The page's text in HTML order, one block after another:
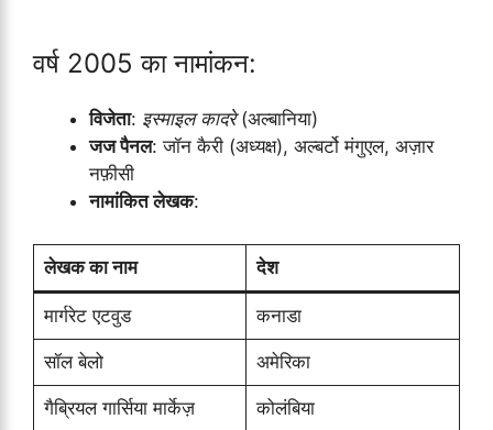
वर्ष 2005 का नामांकन:
विजेता: इस्माइल कादरे(अल्बानिया)
जज पैनल: जॉन कैरी (अध्यक्ष), अल्बर्टो मंगुएल, अज़ार
नफ़ीसी
नामांकित लेखक:
लेखक का नाम देश
मार्गरेट एटवुड कनाडा
सॉल बेलो अमेरिका
गैब्रियल गार्सिया मार्केज़ कोलंबिया